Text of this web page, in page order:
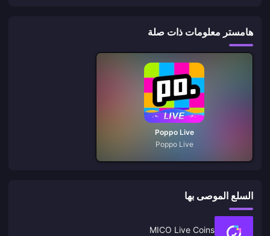
هامستر معلومات ذات صلة
Poppo Live
Poppo Live
السلع الموصى بها
MICO Live Coins